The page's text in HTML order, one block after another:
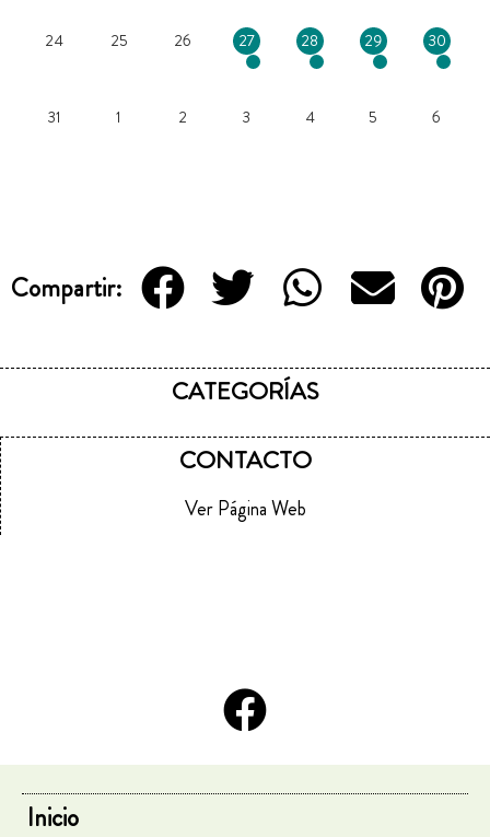
24 25 26 27 28 29 30
31 1 2 3 4 5 6
Compartir:
CATEGORÍAS
CONTACTO
Ver Página Web
Inicio